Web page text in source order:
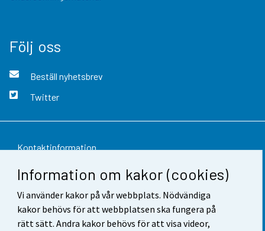
Information om kakor (cookies)
Vi använder kakor på vår webbplats. Nödvändiga
kakor behövs för att webbplatsen ska fungera på
rätt sätt. Andra kakor behövs för att visa videor,
Följ oss
Beställ nyhetsbrev
Twitter
Kontaktinformation
Respons
Användarvillkor
Dataskydd